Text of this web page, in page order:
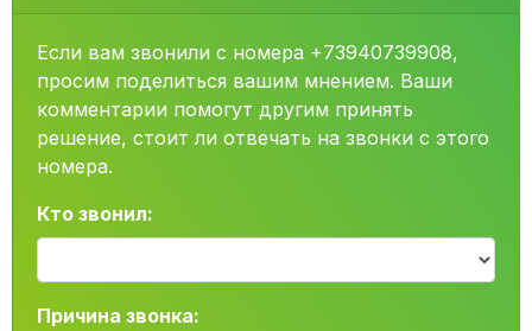
Если вам звонили с номера +73940739908,
просим поделиться вашим мнением. Ваши
комментарии помогут другим принять
решение, стоит ли отвечать на звонки с этого
номера.
Кто звонил:
Причина звонка: